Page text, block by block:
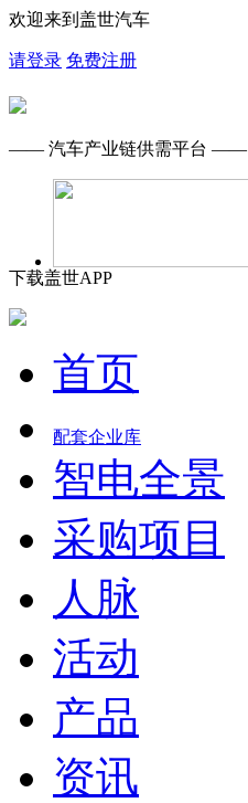
欢迎来到盖世汽车
请登录 免费注册
—— 汽车产业链供需平台 ——
下载盖世APP
首页
配套企业库
智电全景
采购项目
人脉
活动
产品
资讯